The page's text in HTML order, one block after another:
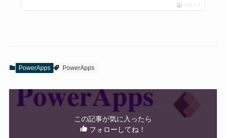
ポチップ
PowerApps PowerApps
この記事が気に入ったら
フォローしてね！